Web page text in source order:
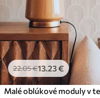
22.05€13.23€